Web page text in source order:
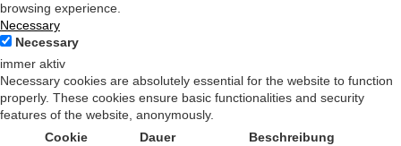
browsing experience.
Necessary
Necessary
immer aktiv
Necessary cookies are absolutely essential for the website to function
properly. These cookies ensure basic functionalities and security
features of the website, anonymously.
Cookie
Dauer Beschreibung